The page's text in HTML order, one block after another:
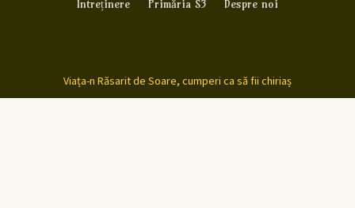
Întreținere Primăria S3 Despre noi
Viața-n Răsarit de Soare, cumperi ca să fii chiriaș